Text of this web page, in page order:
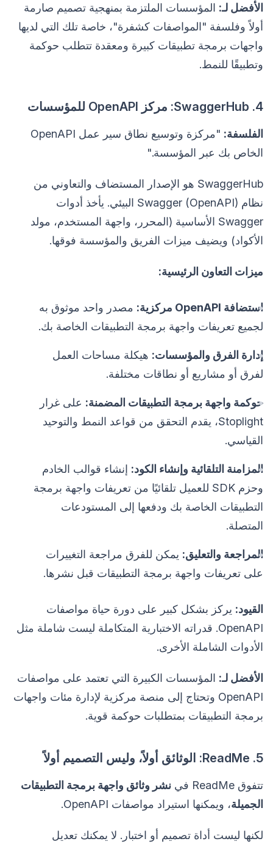
الأفضل لـ: المؤسسات الملتزمة بمنهجية تصميم صارمة
أولاً وفلسفة "المواصفات كشفرة"، خاصة تلك التي لديها
واجهات برمجة تطبيقات كبيرة ومعقدة تتطلب حوكمة
وتطبيقًا للنمط.
4. SwaggerHub: مركز OpenAPI للمؤسسات
الفلسفة:
"مركزة وتوسيع نطاق سير عمل OpenAPI
الخاص بك عبر المؤسسة."
SwaggerHub هو الإصدار المستضاف والتعاوني من
نظام Swagger (OpenAPI) البيئي. يأخذ أدوات
Swagger الأساسية (المحرر، واجهة المستخدم، مولد
الأكواد) ويضيف ميزات الفريق والمؤسسة فوقها.
ميزات التعاون الرئيسية:
استضافة OpenAPI مركزية:
مصدر واحد موثوق به
لجميع تعريفات واجهة برمجة التطبيقات الخاصة بك.
إدارة الفرق والمؤسسات: هيكلة مساحات العمل
لفرق أو مشاريع أو نطاقات مختلفة.
حوكمة واجهة برمجة التطبيقات المضمنة: على غرار
Stoplight، يقدم التحقق من قواعد النمط والتوحيد
القياسي.
المزامنة التلقائية وإنشاء الكود: إنشاء قوالب الخادم
وحزم SDK للعميل تلقائيًا من تعريفات واجهة برمجة
التطبيقات الخاصة بك ودفعها إلى المستودعات
المتصلة.
المراجعة والتعليق: يمكن للفرق مراجعة التغييرات
على تعريفات واجهة برمجة التطبيقات قبل نشرها.
القيود: يركز بشكل كبير على دورة حياة مواصفات
OpenAPI. قدراته الاختبارية المتكاملة ليست شاملة مثل
الأدوات الشاملة الأخرى.
الأفضل لـ: المؤسسات الكبيرة التي تعتمد على مواصفات
OpenAPI وتحتاج إلى منصة مركزية لإدارة مئات واجهات
برمجة التطبيقات بمتطلبات حوكمة قوية.
5. ReadMe: الوثائق أولاً، وليس التصميم أولاً
تتفوق ReadMe في
نشر وثائق واجهة برمجة التطبيقات
الجميلة، ويمكنها استيراد مواصفات OpenAPI.
لكنها ليست أداة تصميم أو اختبار. لا يمكنك تعديل